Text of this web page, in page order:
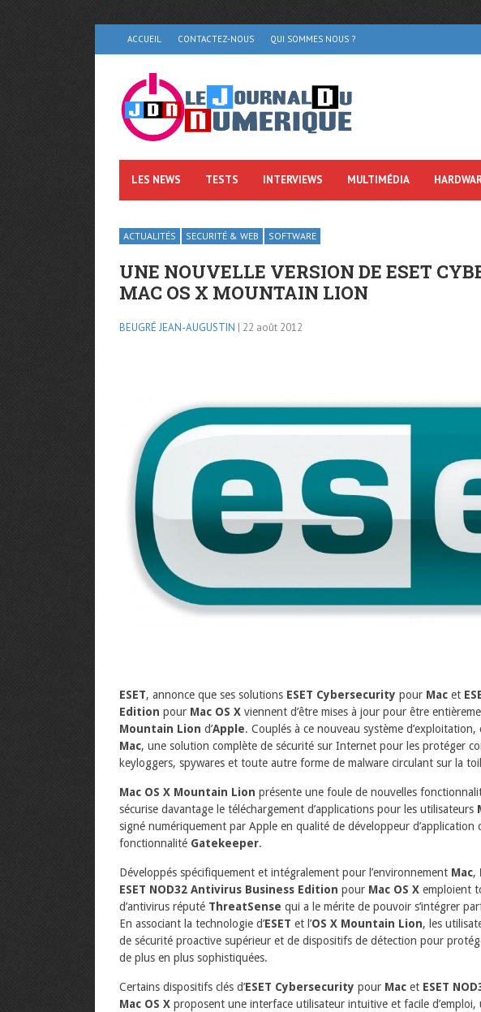
ACCUEIL CONTACTEZ-NOUS QUI SOMMES NOUS ?
LES NEWS TESTS INTERVIEWS MULTIMÉDIA
ACTUALITÉS SECURITÉ & WEB SOFTWARE
UNE NOUVELLE VERSION DE ESET
MAC OS X MOUNTAIN LION
BEUGRÉ JEAN-AUGUSTIN | 22 août 2012
ESET, annonce que ses solutions ESET Cybersecurity pour Mac et
Edition pour Mac OS X viennent d’être mises à jour pour être
Mountain Lion d’Apple. Couplés à ce nouveau système
Mac, une solution complète de sécurité sur Internet pour les protéger
keyloggers, spywares et toute autre forme de malware circulant sur la
Mac OS X Mountain Lion présente une foule de nouvelles
sécurise davantage le téléchargement d’applications pour les utilisateurs
signé numériquement par Apple en qualité de développeur
fonctionnalité Gatekeeper.
Développés spécifiquement et intégralement pour l’environnement Mac,
ESET NOD32 Antivirus Business Edition pour Mac OS X emploient
d’antivirus réputé ThreatSense qui a le mérite de pouvoir s’intégrer
En associant la technologie d’ESET et l’OS X Mountain Lion, les
de sécurité proactive supérieur et de dispositifs de détection pour
de plus en plus sophistiquées.
Certains dispositifs clés d’ESET Cybersecurity pour Mac et ESET
Mac OS X proposent une interface utilisateur intuitive et facile